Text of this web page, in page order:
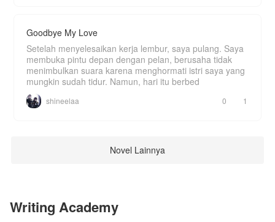
Goodbye My Love
Setelah menyelesaikan kerja lembur, saya pulang. Saya
membuka pintu depan dengan pelan, berusaha tidak
menimbulkan suara karena menghormati istri saya yang
mungkin sudah tidur. Namun, hari itu berbed
shineelaa 0 1
Novel Lainnya
Writing Academy